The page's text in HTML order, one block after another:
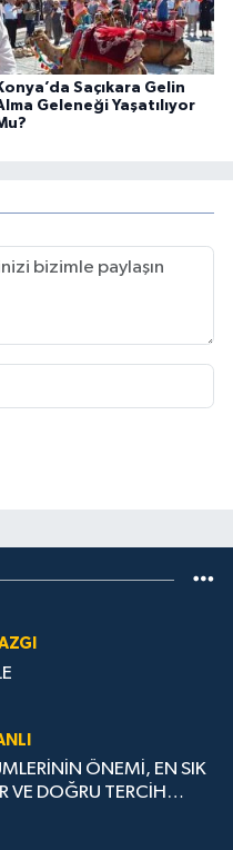
Saçıkara Gelin
Geleneği Yaşatılıyor
ÖNEMİ, EN SIK
VE DOĞRU TERCİH